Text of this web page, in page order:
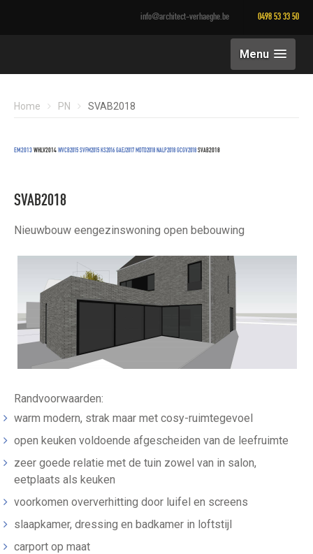
info@architect-verhaeghe.be 0498 53 33 50
Menu
Home PN SVAB2018
EM2013 WHLV2014 WVCB2015 SVFM2015 KS2016 GAEJ2017 MDTD2018 NALP2018 GCGV2018 SVAB2018
SVAB2018
Nieuwbouw eengezinswoning open bebouwing
Randvoorwaarden:
warm modern, strak maar met cosy-ruimtegevoel
open keuken voldoende afgescheiden van de leefruimte
zeer goede relatie met de tuin zowel van in salon,
eetplaats als keuken
voorkomen oververhitting door luifel en screens
slaapkamer, dressing en badkamer in loftstijl
carport op maat